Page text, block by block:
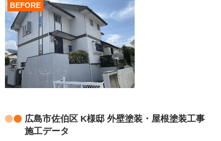
BEFORE
広島市佐伯区 K様邸 外壁塗装・屋根塗装工事
施工データ